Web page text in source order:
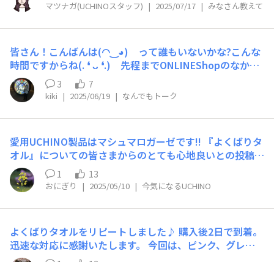
様に思えますが日除けになりますし汗を吸収して発散して
ストールが必要不可欠となります。なのでストールの長さ
と幅を今より大きく出来ないものかしら? ニカブとまで
はいかないまでも(⁠◠⁠‿⁠◕⁠) いろんな巻き方があるので用
途に合わせて使い分けが出来そうです。UCHINOさんの商
品ですと安心して使用出来ると思います。 大阪駅構内で
必ず迷子になるkikiです。
プしました投稿には、ラーメンの刺しゅうを施している動
画を公開しました。皆さまご覧いただけましたでしょう
つ、たべもの、日本文化、スポーツなど色々なモチーフが
あるんです！（詳しくは上記投稿をご確認ください） 他
にも気になる刺しゅうがありましたらぜひコメントに書い
ていただけると嬉しいです💓 よろしくお願いいたします
マツナガ(UCHINOスタッフ) | 2025/07/17 | みなさん教えて
皆さん！こんばんは(⁠◠⁠‿⁠◕⁠) って誰もいないかな?こんな
時間ですからね(⁠.⁠ ⁠❛⁠ ⁠ᴗ⁠ ⁠❛⁠.⁠) 先程までONLINEShopのなかを
ウロウロしてました。 最近購入しましたタオル地ハンカ
チのサイズを確認してなくて少し小さかったのでゲストタ
オルのサイズで探してました。割引価格の商品がありまし
たので購入しようと頑張ったのですが目の前から消えて購
早かったのね。 今年の夏旅行はいつもの友人と大阪万博
へ行く予定です。 下準備に追われるなか夏旅行の必須ア
イテムはやはりハンカチ❨ゲストタオルサイズ❩ですね。
結局、以前購入したものを購入しました✨ 誰が購入した
混雑してて繋がらなくなりました(⁠ᗒ⁠ᗩ⁠ᗕ⁠) ファイル添付
不可デス
3 7
kiki | 2025/06/19 | なんでもトーク
愛用UCHINO製品はマシュマロガーゼです!! 『よくばりタ
オル』についての皆さまからのとても心地良いとの投稿が
多く、こちらのシリーズもとても気になってきました。
お求めやすい価格帯なのもGOODですし、次にタオルを購
入する時にはぜひ候補にしたいです。 次の機会迄我慢で
きずに購入してしまうかも…。
1 13
おにぎり | 2025/05/10 | 今気になるUCHINO
よくばりタオルをリピートしました♪ 購入後2日で到着。
迅速な対応に感謝いたします。 今回は、ピンク、グレ
ー、ダークグレーの3色！ バスタオルとフェイスタオルを